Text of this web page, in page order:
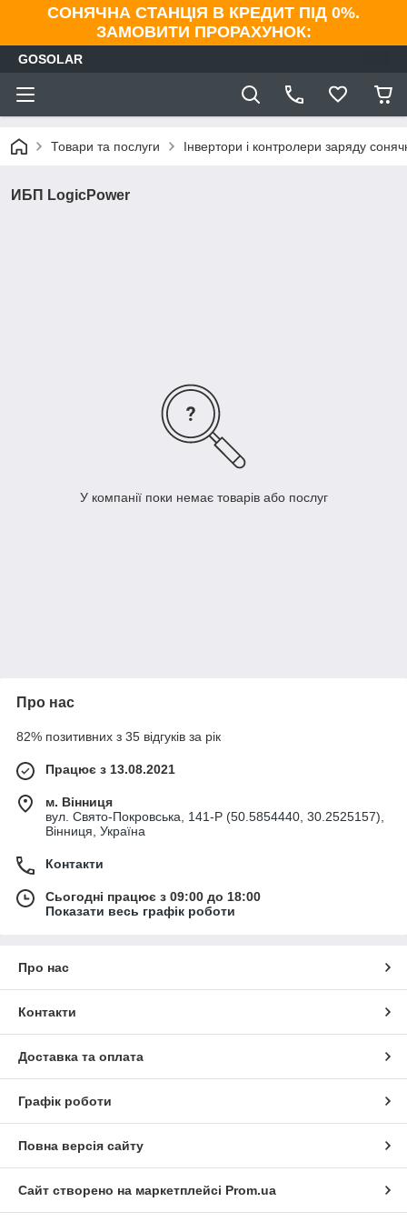
СОНЯЧНА СТАНЦІЯ В КРЕДИТ ПІД 0%.
ЗАМОВИТИ ПРОРАХУНОК:
GOSOLAR
Товари та послуги Інвертори і контролери заряду
ИБП LogicPower
У компанії поки немає товарів або послуг
Про нас
82% позитивних з 35 відгуків за рік
Працює з 13.08.2021
м. Вінниця
вул. Свято-Покровська, 141-Р (50.5854440, 30.2525157),
Вінниця, Україна
Контакти
Сьогодні працює з 09:00 до 18:00
Показати весь графік роботи
Про нас
Контакти
Доставка та оплата
Графік роботи
Повна версія сайту
Сайт створено на маркетплейсі Prom.ua